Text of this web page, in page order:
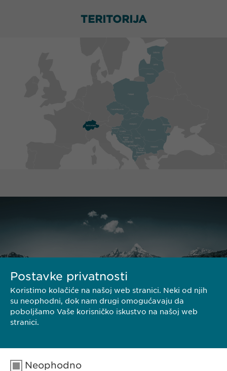
TERITORIJA
Postavke privatnosti
Koristimo kolačiće na našoj web stranici. Neki od njih
su neophodni, dok nam drugi omogućavaju da
poboljšamo Vaše korisničko iskustvo na našoj web
stranici.
Neophodno